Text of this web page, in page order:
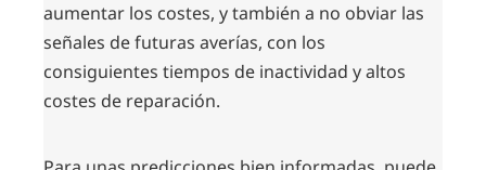
aumentar los costes, y también a no obviar las
señales de futuras averías, con los
consiguientes tiempos de inactividad y altos
costes de reparación.